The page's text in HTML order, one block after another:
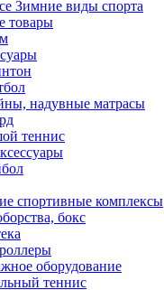
Зимние виды спорта
товары
надувные матрасы
теннис
спортивные комплексы
бокс
оборудование
теннис